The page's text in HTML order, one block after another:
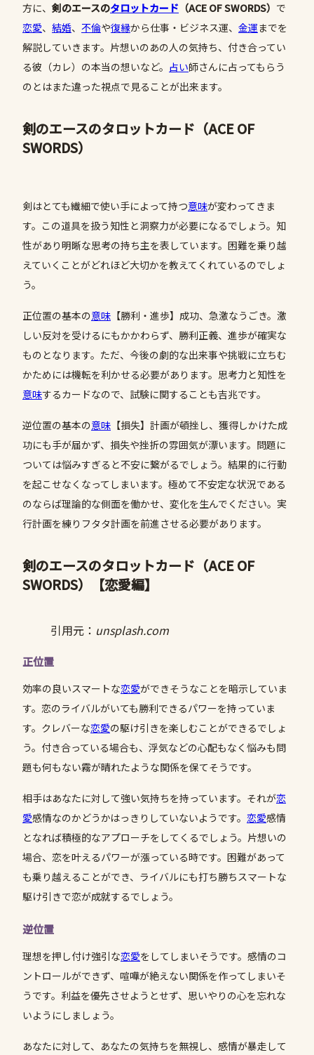
方に、剣のエースのタロットカード （ACE OF SWORDS） で
恋愛、 結婚、 不倫や復縁から仕事・ビジネス運、 金運までを
解説していきます。片想いのあの人の気持ち、付き合ってい
る彼（カレ）の本当の想いなど。 占い師さんに占ってもらう
のとはまた違った視点で見ることが出来ます。
剣のエースのタロットカード（ACE OF
SWORDS）
剣はとても繊細で使い手によって持つ意味が変わってきま
す。この道具を扱う知性と洞察力が必要になるでしょう。知
性があり明晰な思考の持ち主を表しています。困難を乗り越
えていくことがどれほど大切かを教えてくれているのでしょ
う。
正位置の基本の意味 【勝利・進歩】成功、急激なうごき。激
しい反対を受けるにもかかわらず、勝利正義、進歩が確実な
ものとなります。ただ、今後の劇的な出来事や挑戦に立ちむ
かためには機転を利かせる必要があります。思考力と知性を
意味するカードなので、試験に関することも吉兆です。
逆位置の基本の意味 【損失】計画が頓挫し、獲得しかけた成
功にも手が届かず、損失や挫折の雰囲気が漂います。問題に
ついては悩みすぎると不安に繋がるでしょう。結果的に行動
を起こせなくなってしまいます。極めて不安定な状況である
のならば理論的な側面を働かせ、変化を生んでください。実
行計画を練りフタタ計画を前進させる必要があります。
剣のエースのタロットカード（ACE OF
SWORDS）
【恋愛編】
引用元： unsplash.com
正位置
効率の良いスマートな恋愛ができそうなことを暗示していま
す。恋のライバルがいても勝利できるパワーを持っていま
す。クレバーな恋愛の駆け引きを楽しむことができるでしょ
う。付き合っている場合も、浮気などの心配もなく悩みも問
題も何もない霧が晴れたような関係を保てそうです。
相手はあなたに対して強い気持ちを持っています。それが恋
愛感情なのかどうかはっきりしていないようです。 恋愛感情
となれば積極的なアプローチをしてくるでしょう。片想いの
場合、恋を叶えるパワーが漲っている時です。困難があって
も乗り越えることができ、ライバルにも打ち勝ちスマートな
駆け引きで恋が成就するでしょう。
逆位置
理想を押し付け強引な恋愛をしてしまいそうです。感情のコ
ントロールができず、喧嘩が絶えない関係を作ってしまいそ
うです。利益を優先させようとせず、思いやりの心を忘れな
いようにしましょう。
あなたに対して、あなたの気持ちを無視し、感情が暴走して